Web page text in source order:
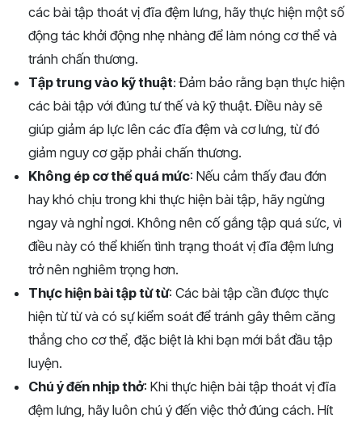
các bài tập thoát vị đĩa đệm lưng, hãy thực hiện một số
động tác khởi động nhẹ nhàng để làm nóng cơ thể và
tránh chấn thương.
Tập trung vào kỹ thuật: Đảm bảo rằng bạn thực hiện
các bài tập với đúng tư thế và kỹ thuật. Điều này sẽ
giúp giảm áp lực lên các đĩa đệm và cơ lưng, từ đó
giảm nguy cơ gặp phải chấn thương.
Không ép cơ thể quá mức: Nếu cảm thấy đau đớn
hay khó chịu trong khi thực hiện bài tập, hãy ngừng
ngay và nghỉ ngơi. Không nên cố gắng tập quá sức, vì
điều này có thể khiến tình trạng thoát vị đĩa đệm lưng
trở nên nghiêm trọng hơn.
Thực hiện bài tập từ từ: Các bài tập cần được thực
hiện từ từ và có sự kiểm soát để tránh gây thêm căng
thẳng cho cơ thể, đặc biệt là khi bạn mới bắt đầu tập
luyện.
Chú ý đến nhịp thở: Khi thực hiện bài tập thoát vị đĩa
đệm lưng, hãy luôn chú ý đến việc thở đúng cách. Hít